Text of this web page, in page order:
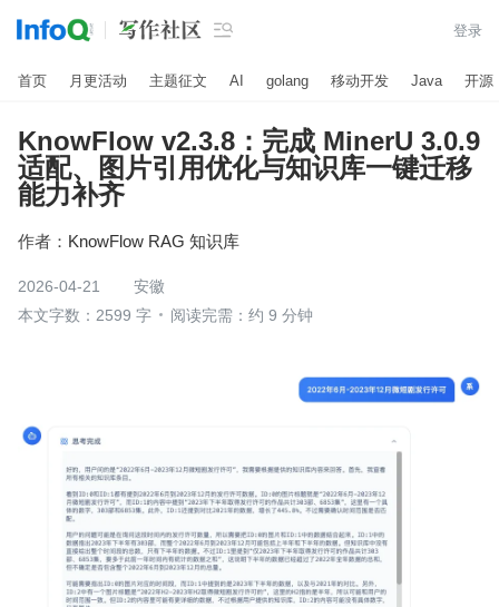
 登录
首页 月更活动 主题征文 AI golang 移动开发 Java 开源
KnowFlow v2.3.8：完成 MinerU 3.0.9
适配、图片引用优化与知识库一键迁移
能力补齐
作者： KnowFlow RAG 知识库
2026-04-21
安徽
本文字数：2599 字
阅读完需：约 9 分钟